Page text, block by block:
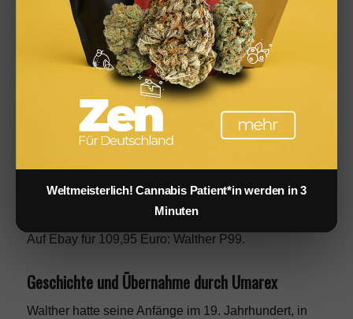
Bodenrichtwert vs. Verkehrswert: Was Investoren
bei Immobilien wirklich wissen müssen
Walther P99: Polizei Standardwaffe
für 109,95 Euro
Nur 592 g Gewicht, bei 15 Schuss im Magazin. Die
Walther P99 gehört zu den leichtesten BB Pistolen.
Auf Ebay für 109,95 Euro: Walther P99.
Geschichte und Übernahme durch Umarex
Walther hatte seine Anfänge im 19. Jahrhundert, in
Weltmeisterlich! Cannabis Patient*in werden in 3
Minuten